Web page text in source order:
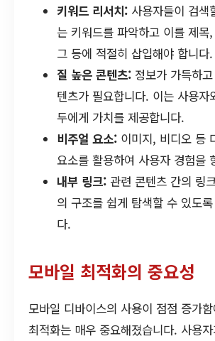
키워드 리서치: 사용자들이 검색
는 키워드를 파악하고 이를 제목
그 등에 적절히 삽입해야 합니다.
질 높은 콘텐츠: 정보가 가득하
텐츠가 필요합니다. 이는 사용자
두에게 가치를 제공합니다.
비주얼 요소: 이미지, 비디오 등
요소를 활용하여 사용자 경험을
내부 링크: 관련 콘텐츠 간의 링
의 구조를 쉽게 탐색할 수 있도
다.
모바일 최적화의 중요성
모바일 디바이스의 사용이 점점 증가
최적화는 매우 중요해졌습니다. 사용